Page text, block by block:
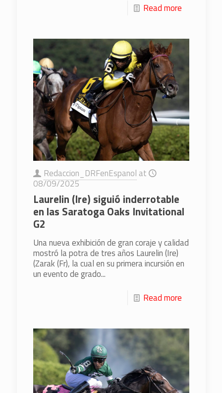
Read more
Redaccion_DRFenEspanol at
08/09/2025
Laurelin (Ire) siguió inderrotable
en las Saratoga Oaks Invitational
G2
Una nueva exhibición de gran coraje y calidad
mostró la potra de tres años Laurelin (Ire)
(Zarak (Fr), la cual en su primera incursión en
un evento de grado...
Read more